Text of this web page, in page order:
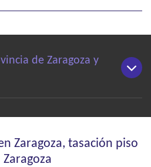
de Zaragoza y
Zaragoza, tasación piso
Zaragoza